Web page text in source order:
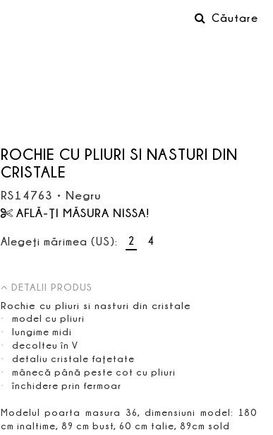
Căutare
ROCHIE CU PLIURI SI NASTURI DIN
CRISTALE
RS14763 • Negru
AFLĂ-ŢI MĂSURA NISSA!
Alegeţi mărimea (US): 2 4
DETALII PRODUS
Rochie cu pliuri si nasturi din cristale
model cu pliuri
lungime midi
decolteu în V
detaliu cristale faţetate
mânecă până peste cot cu pliuri
închidere prin fermoar
Modelul poarta masura 36, dimensiuni model: 180
cm inaltime, 89 cm bust, 60 cm talie, 89cm sold